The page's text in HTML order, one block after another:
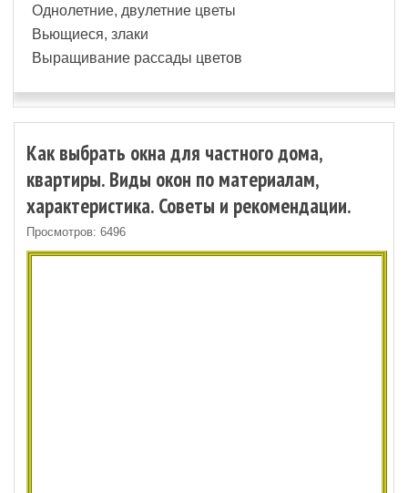
Однолетние, двулетние цветы
Вьющиеся, злаки
Выращивание рассады цветов
Как выбрать окна для частного дома,
квартиры. Виды окон по материалам,
характеристика. Советы и рекомендации.
Просмотров: 6496